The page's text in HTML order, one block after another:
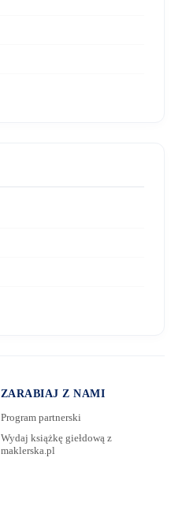
ZARABIAJ Z NAMI
Program partnerski
Wydaj książkę giełdową z
maklerska.pl